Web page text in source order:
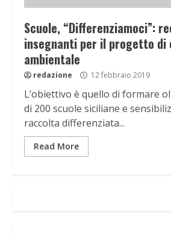
Scuole, “Differenziamoci”:
insegnanti per il progetto di
ambientale
redazione 12 febbraio 2019
L’obiettivo è quello di formare
di 200 scuole siciliane e
raccolta differenziata...
Read More